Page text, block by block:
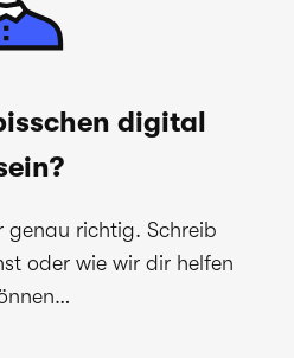
digital
genau richtig. Schreib
oder wie wir dir helfen